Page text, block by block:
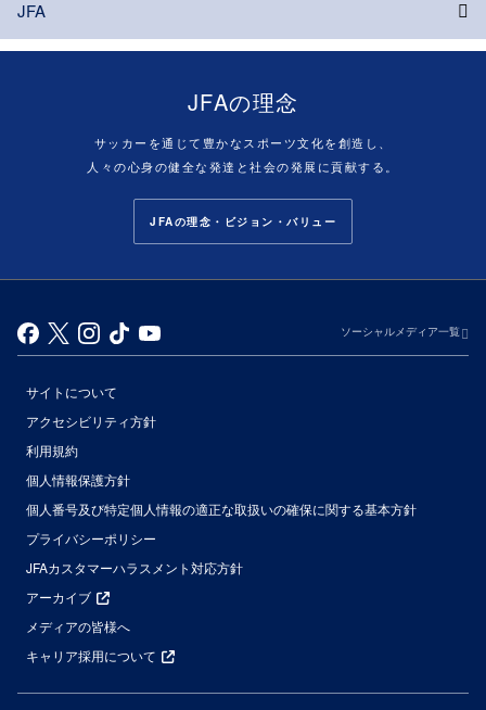
JFA
JFAの理念
サッカーを通じて豊かなスポーツ文化を創造し、
人々の心身の健全な発達と社会の発展に貢献する。
JFAの理念・ビジョン・バリュー
ソーシャルメディア一覧
サイトについて
アクセシビリティ方針
利用規約
個人情報保護方針
個人番号及び特定個人情報の適正な取扱いの確保に関する基本方針
プライバシーポリシー
JFAカスタマーハラスメント対応方針
アーカイブ
メディアの皆様へ
キャリア採用について